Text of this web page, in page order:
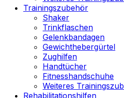
Trainingszubehör
Shaker
Trinkflaschen
Gelenkbandagen
Gewichthebergürtel
Zughilfen
Handtücher
Fitnesshandschuhe
Weiteres
Rehabilitationshilfen